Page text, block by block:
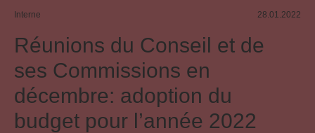
Interne 28.01.2022
Réunions du Conseil et de
ses Commissions en
décembre: adoption du
budget pour l’année 2022